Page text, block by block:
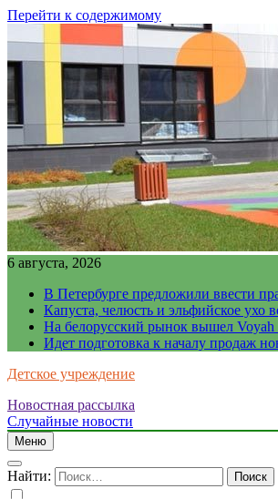
Перейти к содержимому
6 августа, 2026
В Петербурге предложили ввести
Капуста, челюсть и эльфийское ухо
На белорусский рынок вышел Voyah
Идет подготовка к началу продаж
Детское учреждение
Новостная рассылка
Случайные новости
Меню
Найти: